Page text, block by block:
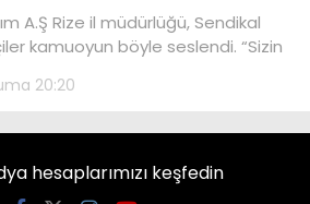
A.Ş Rize il müdürlüğü, Sendikal
kamuoyun böyle seslendi. “Sizin
20:20
hesaplarımızı keşfedin